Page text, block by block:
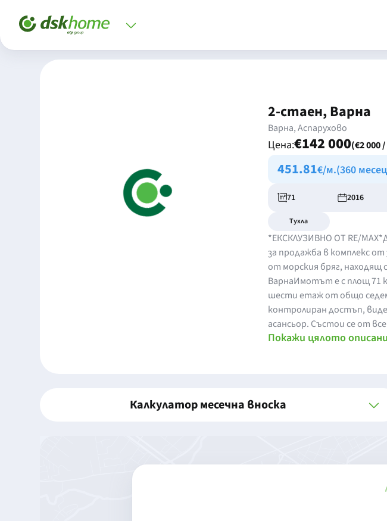
2-стаен, Варна
Варна, Аспарухово
Цена:€142 000(€2 000
451.81€/м.(360
71 2016
Тухла
*ЕКСКЛУЗИВНО ОТ RE/
за продажба в комплекс
от морския бряг, находящ
ВарнаИмотът е с площ 71
шести етаж от общо
контролиран достъп,
асансьор. Състои се от
Покажи цялото
Калкулатор месечна вноска